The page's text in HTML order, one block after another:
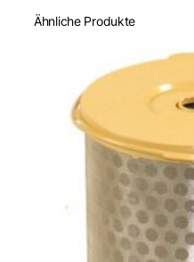
Ähnliche Produkte